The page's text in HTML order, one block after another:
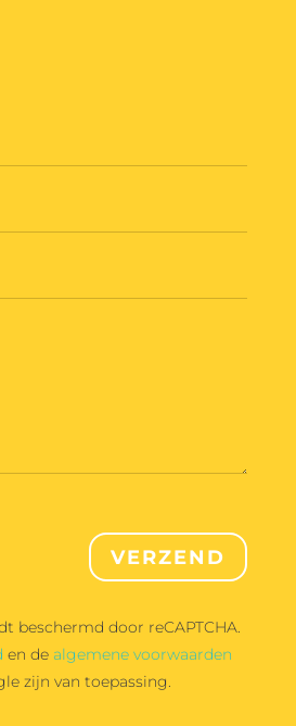
VERZEND
beschermd door reCAPTCHA.
en de algemene voorwaarden
zijn van toepassing.